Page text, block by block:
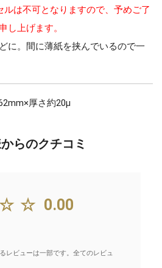
は不可となりますので、予めご了
し上げます。
に。間に薄紙を挟んでいるので一
厚さ約20μ
らのクチコミ
0.00
レビューは一部です。全てのレビュ